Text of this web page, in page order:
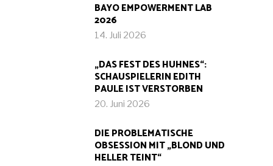
BAYO EMPOWERMENT LAB
2026
14. Juli 2026
„DAS FEST DES HUHNES“:
SCHAUSPIELERIN EDITH
PAULE IST VERSTORBEN
20. Juni 2026
DIE PROBLEMATISCHE
OBSESSION MIT „BLOND UND
HELLER TEINT“